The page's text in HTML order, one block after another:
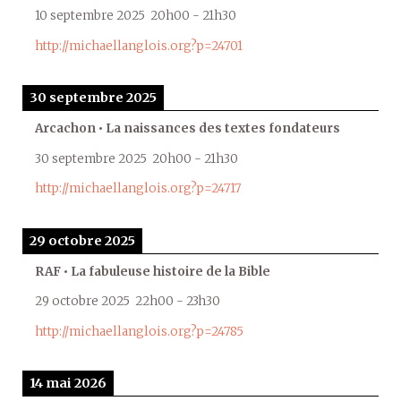
10 septembre 2025 20h00 - 21h30
http://michaellanglois.org?p=24701
30 septembre 2025
Arcachon • La naissances des textes fondateurs
30 septembre 2025 20h00 - 21h30
http://michaellanglois.org?p=24717
29 octobre 2025
RAF • La fabuleuse histoire de la Bible
29 octobre 2025 22h00 - 23h30
http://michaellanglois.org?p=24785
14 mai 2026